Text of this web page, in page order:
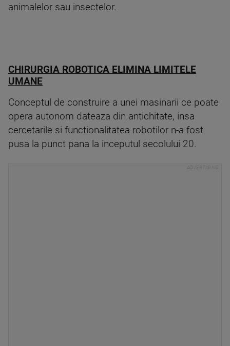
animalelor sau insectelor.
CHIRURGIA ROBOTICA ELIMINA LIMITELE
UMANE
Conceptul de construire a unei masinarii ce poate
opera autonom dateaza din antichitate, insa
cercetarile si functionalitatea robotilor n-a fost
pusa la punct pana la inceputul secolului 20.